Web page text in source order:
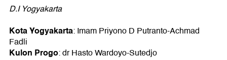
D.I Yogyakarta
Kota Yogyakarta: Imam Priyono D Putranto-Achmad
Fadli
Kulon Progo: dr Hasto Wardoyo-Sutedjo